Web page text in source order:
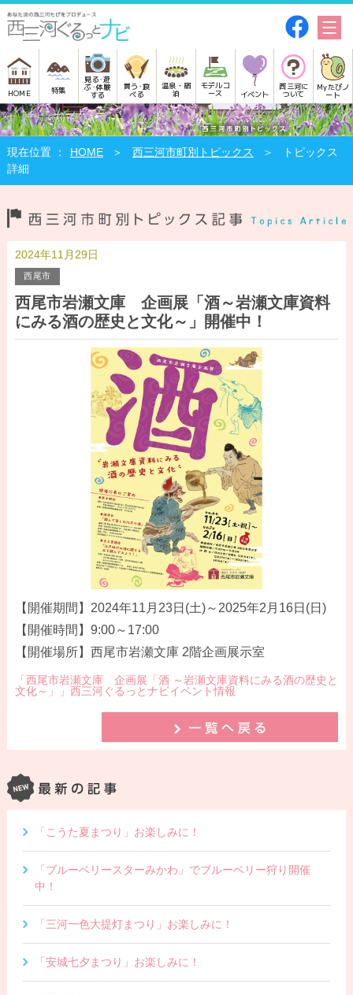
HOME 特集
見る･遊
ぶ･体験
する
買う･食
べる
温泉・宿
泊
モデルコ
ース イベント
西三河に
ついて
Myたびノ
ート
HOME 西三河市町別トピックス
トピックス
詳細
2024年11月29日
西尾市
西尾市岩瀬文庫 企画展「酒～岩瀬文庫資料
にみる酒の歴史と文化～」開催中！
【開催期間】2024年11月23日(土)～2025年2月16日(日)
【開催時間】9:00～17:00
【開催場所】西尾市岩瀬文庫 2階企画展示室
「西尾市岩瀬文庫 企画展「酒 ～岩瀬文庫資料にみる酒の歴史と
文化～」」西三河ぐるっとナビイベント情報
「こうた夏まつり」お楽しみに！
「ブルーベリースターみかわ」でブルーベリー狩り開催
中！
「三河一色大提灯まつり」お楽しみに！
「安城七夕まつり」お楽しみに！